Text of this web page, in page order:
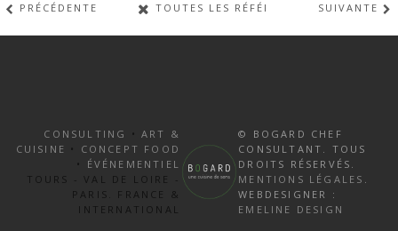
PRÉCÉDENTE TOUTES LES RÉFÉRENCES SUIVANTE
CONSULTING • ART &
CUISINE • CONCEPT FOOD
• ÉVÉNEMENTIEL
TOURS - VAL DE LOIRE -
PARIS. FRANCE &
INTERNATIONAL
© BOGARD CHEF
CONSULTANT. TOUS
DROITS RÉSERVÉS.
MENTIONS LÉGALES .
WEBDESIGNER :
EMELINE DESIGN